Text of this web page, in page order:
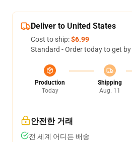
Deliver to United States
Cost to ship:$6.99
Standard - Order today to get by
Production
Today
Shipping
Aug. 11
안전한 거래
전 세계 어디든 배송